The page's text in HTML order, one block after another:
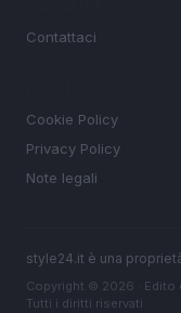
Contattaci
Cookie Policy
Privacy Policy
Note legali
style24.it è una
Copyright © 2026 · Edito
Tutti i diritti riservati